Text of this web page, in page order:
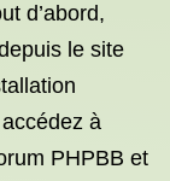
d’abord,
le site
à
PHPBB et